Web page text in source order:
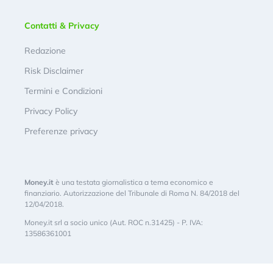
Contatti & Privacy
Redazione
Risk Disclaimer
Termini e Condizioni
Privacy Policy
Preferenze privacy
Money.it è una testata giornalistica a tema economico e
finanziario. Autorizzazione del Tribunale di Roma N. 84/2018 del
12/04/2018.
Money.it srl a socio unico (Aut. ROC n.31425) - P. IVA:
13586361001